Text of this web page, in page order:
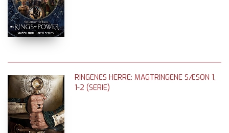
RINGENES HERRE: MAGTRINGENE SÆSON 1,
1-2 (SERIE)